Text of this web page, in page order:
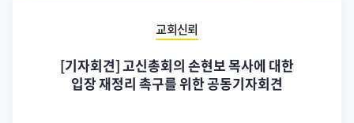
교회신뢰
[기자회견] 고신총회의 손현보 목사에 대한
입장 재정리 촉구를 위한 공동기자회견